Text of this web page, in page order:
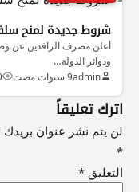
شروط جديدة لمنح
أعلن مصرف الرافدين عن
ودوائر الدولة…
admin9 سنوات مضت
اترك تعليقاً
لن يتم نشر عنوان بريدك
*
التعليق *